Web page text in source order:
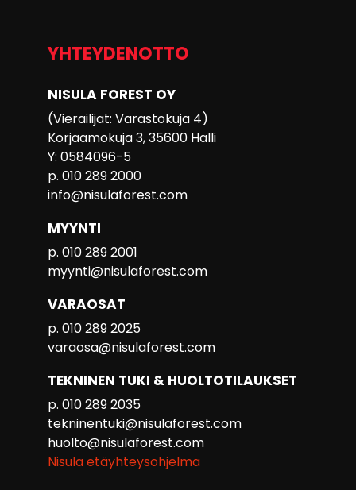
YHTEYDENOTTO
NISULA FOREST OY
(Vierailijat: Varastokuja 4)
Korjaamokuja 3, 35600 Halli
Y: 0584096-5
p. 010 289 2000
info@nisulaforest.com
MYYNTI
p. 010 289 2001
myynti@nisulaforest.com
VARAOSAT
p. 010 289 2025
varaosa@nisulaforest.com
TEKNINEN TUKI & HUOLTOTILAUKSET
p. 010 289 2035
tekninentuki@nisulaforest.com
huolto@nisulaforest.com
Nisula etäyhteysohjelma